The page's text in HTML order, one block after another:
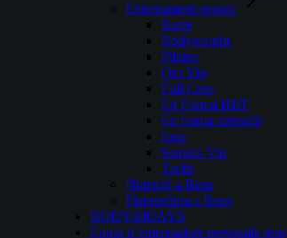
Entrenament grupal
Barre
Bodyweight
Pilates
Ocr Viu
Full Core
En Forma HIIT
En forma strength
Ioga
Seniors Viu
Tacfit
Nutrició a Reus
Fisioteràpia a Reus
BODY60DAYS
Equip d’entrenadors personals reus